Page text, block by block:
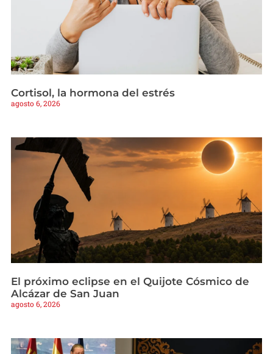
Cortisol, la hormona del estrés
agosto 6, 2026
El próximo eclipse en el Quijote Cósmico de
Alcázar de San Juan
agosto 6, 2026